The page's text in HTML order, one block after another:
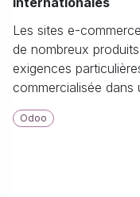
Les sites e-
de nombreux
exigences
commercialisée
Odoo